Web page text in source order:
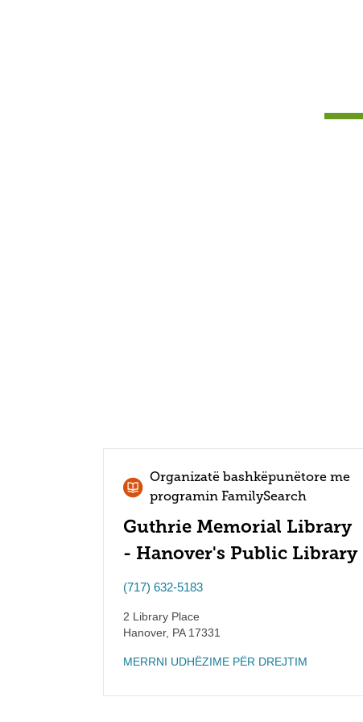
Organizatë bashkëpunëtore me
programin FamilySearch
Guthrie Memorial Library
- Hanover's Public Library
(717) 632-5183
2 Library Place
Hanover, PA17331
MERRNI UDHËZIME PËR DREJTIM